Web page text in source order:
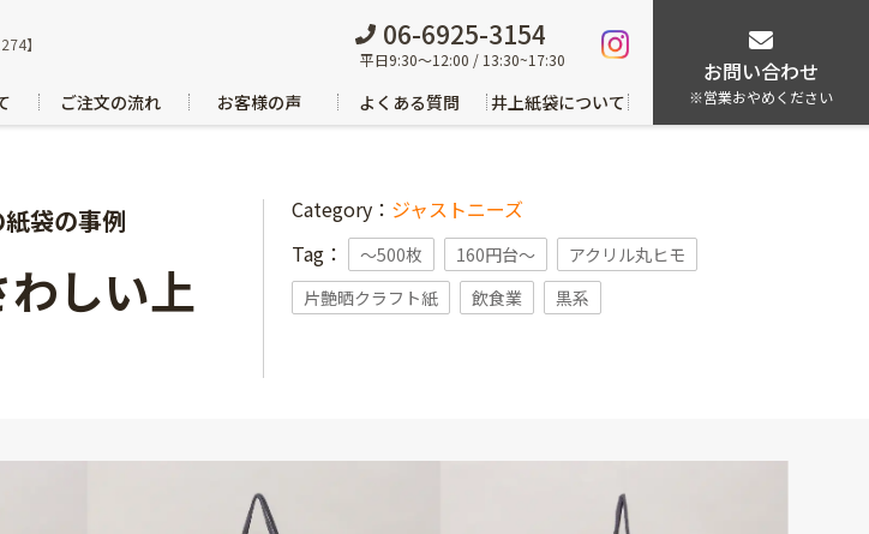
お問い合わせ
※営業おやめください
】 06-6925-3154
平日9:30～12:00 / 13:30~17:30
ご注文の流れ お客様の声 よくある質問 井上紙袋について
袋の事例
しい上
Category： ジャストニーズ
Tag：
〜500枚 160円台〜
アクリル丸ヒモ
片艶晒クラフト紙
飲食業 黒系